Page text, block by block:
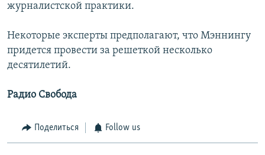
журналистской практики.
Некоторые эксперты предполагают, что Мэннингу
придется провести за решеткой несколько
десятилетий.
Радио Свобода
Поделиться Follow us